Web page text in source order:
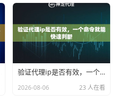
验证代理ip是否有效，一个命令就能快速判断
2026-08-06 23 人在看